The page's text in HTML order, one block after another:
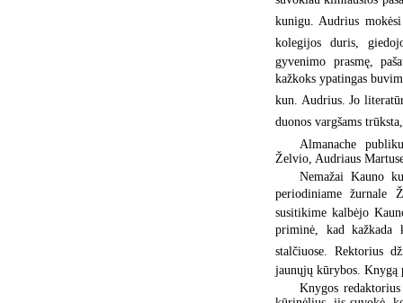
kunigu. Audrius
kolegijos duris,
gyvenimo prasmę,
kažkoks ypatingas
kun. Audrius. Jo
duonos vargšams
Almanache
Želvio, Audriaus
Nemažai Kauno
periodiniame žurnale
susitikime kalbėjo
priminė, kad kažkada
stalčiuose. Rektorius
jaunųjų kūrybos. Knygą
Knygos